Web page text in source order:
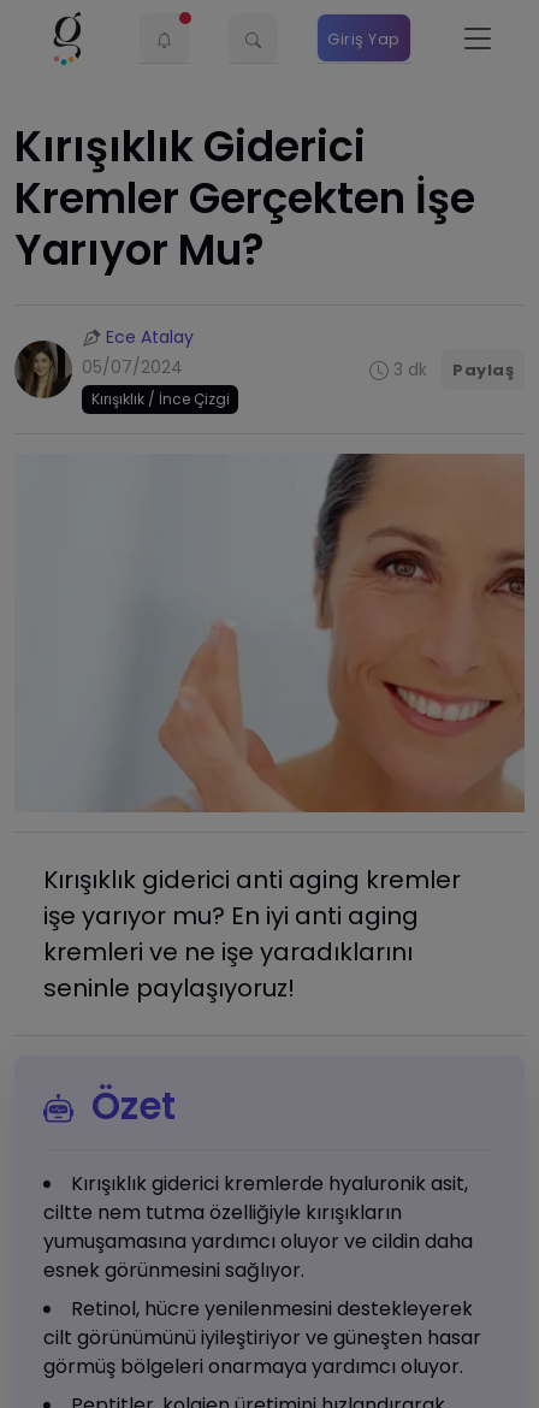
Giriş Yap
Kırışıklık Giderici
Kremler Gerçekten İşe
Yarıyor Mu?
Ece Atalay
05/07/2024
Kırışıklık / İnce Çizgi
3 dk Paylaş
Kırışıklık giderici anti aging kremler
işe yarıyor mu? En iyi anti aging
kremleri ve ne işe yaradıklarını
seninle paylaşıyoruz!
Özet
Kırışıklık giderici kremlerde hyaluronik asit,
ciltte nem tutma özelliğiyle kırışıkların
yumuşamasına yardımcı oluyor ve cildin daha
esnek görünmesini sağlıyor.
Retinol, hücre yenilenmesini destekleyerek
cilt görünümünü iyileştiriyor ve güneşten hasar
görmüş bölgeleri onarmaya yardımcı oluyor.